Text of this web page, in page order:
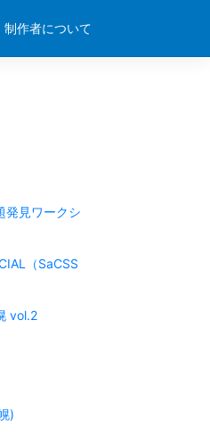
制作者について
発見ワークシ
（SaCSS
vol.2
)